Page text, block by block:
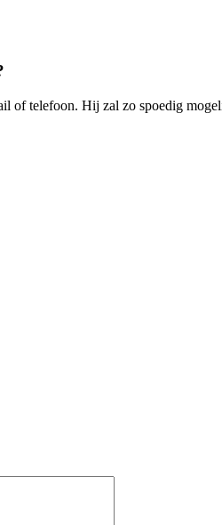
of telefoon. Hij zal zo spoedig